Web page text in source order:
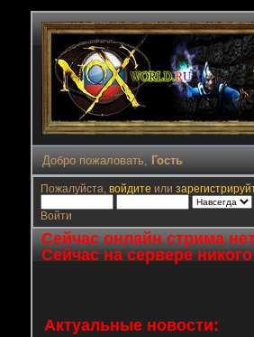
Добро пожаловать, Гость
Пожалуйста, войдите или
Войти
Сейчас онлайн стрима
Сейчас на сервере
Актуальные новости: